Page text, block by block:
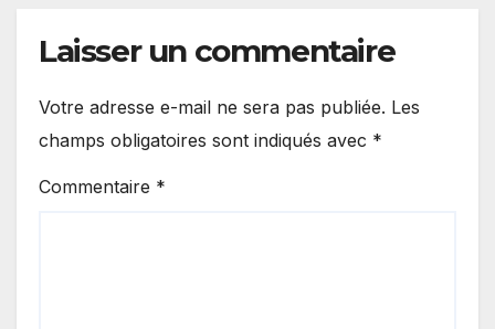
Laisser un commentaire
Votre adresse e-mail ne sera pas publiée. Les
champs obligatoires sont indiqués avec *
Commentaire *